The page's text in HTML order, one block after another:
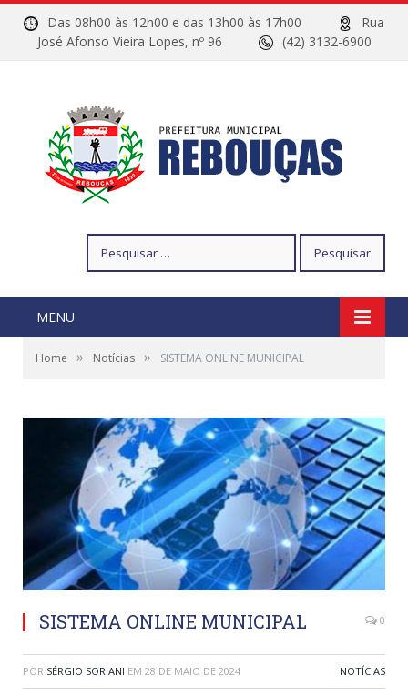
Das 08h00 às 12h00 e das 13h00 às 17h00
Rua
José Afonso Vieira Lopes, nº 96
(42) 3132-6900
por:
MENU
Home » Notícias » SISTEMA ONLINE MUNICIPAL
SISTEMA ONLINE MUNICIPAL 0
POR SÉRGIO SORIANI EM 28 DE MAIO DE 2024 NOTÍCIAS